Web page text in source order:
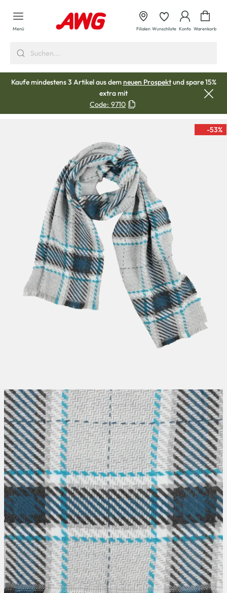
springen
Menü Filialen Wunschliste Konto Warenkorb
Kaufe mindestens 3 Artikel aus demneuen Prospektund spare 15%
extra mit
Code: 9710
-53%